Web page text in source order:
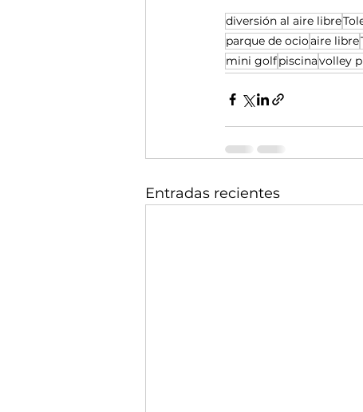
diversión al aire libre
parque de ocioaire libre
mini golfpiscinavolley
Entradas recientes